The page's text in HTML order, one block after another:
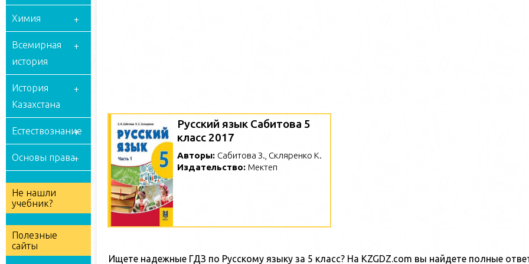
Химия
Всемирная
история
История
Казахстана
Естествознание
Основы права
Не нашли
учебник?
Полезные
сайты
Русский язык Сабитова 5
класс 2017
Авторы: Сабитова З., Скляренко К.
Издательство:Мектеп
Ищете надежные ГДЗ по Русскому языку за 5 класс? На KZGDZ.com вы найдете полные